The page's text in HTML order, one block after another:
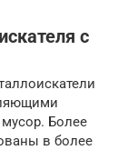
с
Более
в более